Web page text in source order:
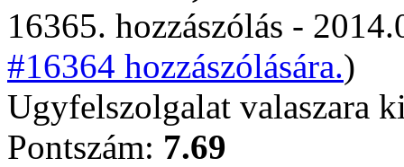
16365. hozzászólás -
#16364 hozzászólására.)
Ugyfelszolgalat valaszara
Pontszám: 7.69